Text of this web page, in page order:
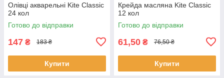
Олівці акварельні Kite Classic
24 кол
Готово до відправки
147 ₴ 183 ₴
Купити
Крейда масляна Kite Classic
12 кол
Готово до відправки
61,50 ₴ 76,50 ₴
Купити